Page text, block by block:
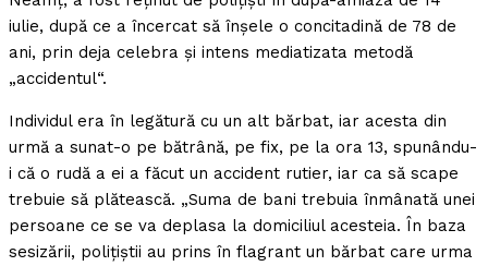
iulie, după ce a încercat să înşele o concitadină de 78 de
ani, prin deja celebra şi intens mediatizata metodă
„accidentul“.
Individul era în legătură cu un alt bărbat, iar acesta din
urmă a sunat-o pe bătrână, pe fix, pe la ora 13, spunându-
i că o rudă a ei a făcut un accident rutier, iar ca să scape
trebuie să plătească. „Suma de bani trebuia înmânată unei
persoane ce se va deplasa la domiciliul acesteia. În baza
sesizării, poliţiştii au prins în flagrant un bărbat care urma